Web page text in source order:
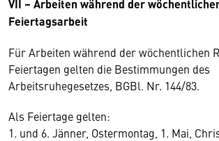
VII – Arbeiten während der
Feiertagsarbeit
Für Arbeiten während der wöchentlichen
Feiertagen gelten die Bestimmungen des
Arbeitsruhegesetzes, BGBl. Nr. 144/83.
Als Feiertage gelten:
1. und 6. Jänner, Ostermontag, 1. Mai,